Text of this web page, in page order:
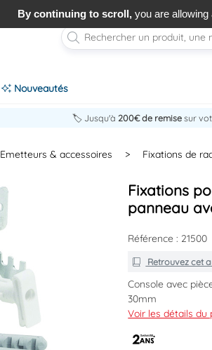
Nouveautés
🏷️ Jusqu'à 200€ de remisesur
Emetteurs & accessoires > Fixations de
Fixations pour radiateur acier
panneau
Référence : 21500
Retrouvez cet
Console avec
30mm
Système anti-bruit
2 chevilles 10x60
Voir les détails du
By continuing to scroll,you are allowing